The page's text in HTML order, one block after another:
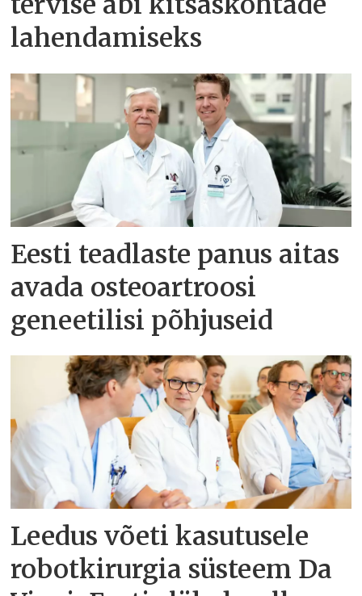
lahendamiseks
Eesti teadlaste panus aitas
avada osteoartroosi
geneetilisi põhjuseid
Leedus võeti kasutusele
robotkirurgia süsteem Da